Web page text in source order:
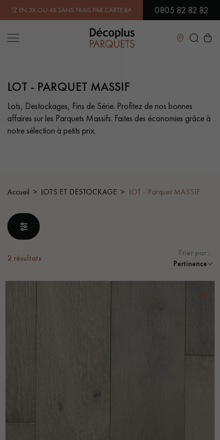
OU 4X SANS FRAIS PAR CARTE BANCAIRE. EN SAVOIR PLUS|
0805 82 82 82
Fermer
LES RECHERCHES LES PLUS COURANTES
PARQUET MASSIF
PARQUET CONTRECOLLÉ -
PARQUET VIEILLI
PARQUET EN CHÊNE
D'INTÉRIEUR
Nos experts sont à votre disposition pour vous guider pas à
LOT - PARQUET MASSIF
Lots, Destockages, Fins de Série. Profitez de nos bonnes
affaires sur les Parquets Massifs. Faites des économies grâce à
notre sélection à petits prix.
Accueil LOTS ET DESTOCKAGE LOT - Parquet MASSIF
2 résultats
Trier par :
Pertinence